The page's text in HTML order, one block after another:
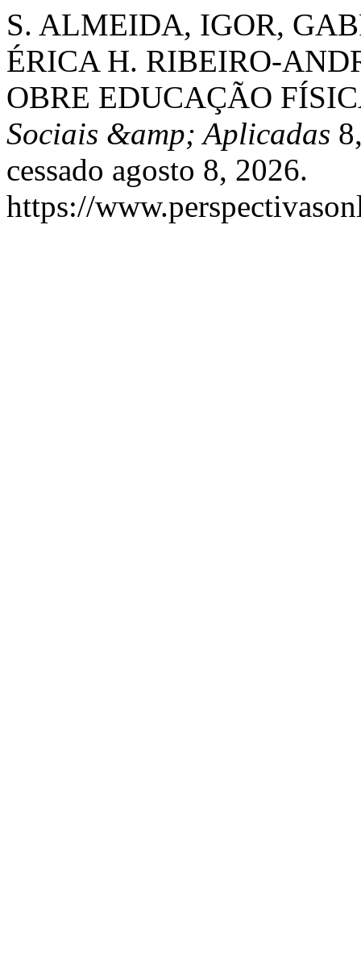
S. ALMEIDA, IGOR,
ÉRICA H. RIBEIRO-
OBRE EDUCAÇÃO
Sociais &amp; Aplicadas
cessado agosto 8, 2026.
https://